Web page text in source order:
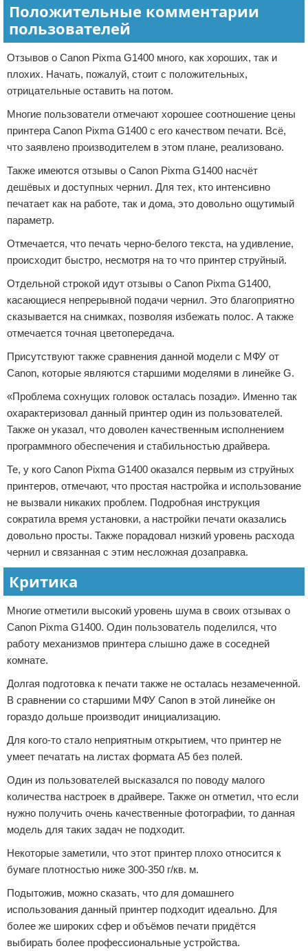
Положительные комментарии
пользователей
Отзывов о Canon Pixma G1400 много, как хороших, так и
плохих. Начать, пожалуй, стоит с положительных,
отрицательные оставить на потом.
Многие пользователи отмечают хорошее соотношение цены
принтера Canon Pixma G1400 с его качеством печати. Всё,
что заявлено производителем в этом плане, реализовано.
Также имеются отзывы о Canon Pixma G1400 насчёт
дешёвых и доступных чернил. Для тех, кто интенсивно
печатает как на работе, так и дома, это довольно ощутимый
параметр.
Отмечается, что печать черно-белого текста, на удивление,
происходит быстро, несмотря на то что принтер струйный.
Отдельной строкой идут отзывы о Canon Pixma G1400,
касающиеся непрерывной подачи чернил. Это благоприятно
сказывается на снимках, позволяя избежать полос. А также
отмечается точная цветопередача.
Присутствуют также сравнения данной модели с МФУ от
Canon, которые являются старшими моделями в линейке G.
«Проблема сохнущих головок осталась позади». Именно так
охарактеризовал данный принтер один из пользователей.
Также он указал, что доволен качественным исполнением
программного обеспечения и стабильностью драйвера.
Те, у кого Canon Pixma G1400 оказался первым из струйных
принтеров, отмечают, что простая настройка и использование
не вызвали никаких проблем. Подробная инструкция
сократила время установки, а настройки печати оказались
довольно просты. Также порадовал низкий уровень расхода
чернил и связанная с этим несложная дозаправка.
Критика
Многие отметили высокий уровень шума в своих отзывах о
Canon Pixma G1400. Один пользователь поделился, что
работу механизмов принтера слышно даже в соседней
комнате.
Долгая подготовка к печати также не осталась незамеченной.
В сравнении со старшими МФУ Canon в этой линейке он
гораздо дольше производит инициализацию.
Для кого-то стало неприятным открытием, что принтер не
умеет печатать на листах формата А5 без полей.
Один из пользователей высказался по поводу малого
количества настроек в драйвере. Также он отметил, что если
нужно получить очень качественные фотографии, то данная
модель для таких задач не подходит.
Некоторые заметили, что этот принтер плохо относится к
бумаге плотностью ниже 300-350 г/кв. м.
Подытожив, можно сказать, что для домашнего
использования данный принтер подходит идеально. Для
более же широких сфер и объёмов печати придётся
выбирать более профессиональные устройства.